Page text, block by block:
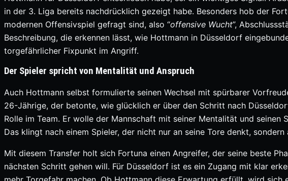
in der 3. Liga bereits nachdrücklich gezeigt habe. Besonders hob der
modernen Offensivspiel gefragt sind, also “offensive Wucht”,
Beschreibung, die erkennen lässt, wie Hottmann in Düsseldorf
torgefährlicher Fixpunkt im Angriff.
Der Spieler spricht von Mentalität und Anspruch
Auch Hottmann selbst formulierte seinen Wechsel mit spürbarer
26-Jährige, der betonte, wie glücklich er über den Schritt nach
Rolle im Team. Er wolle der Mannschaft mit seiner Mentalität und seinen
Das klingt nach einem Spieler, der nicht nur an seine Tore denkt,
Mit diesem Transfer holt sich Fortuna einen Angreifer, der seine beste
nächsten Schritt gehen will. Für Düsseldorf ist es ein Zugang mit klar